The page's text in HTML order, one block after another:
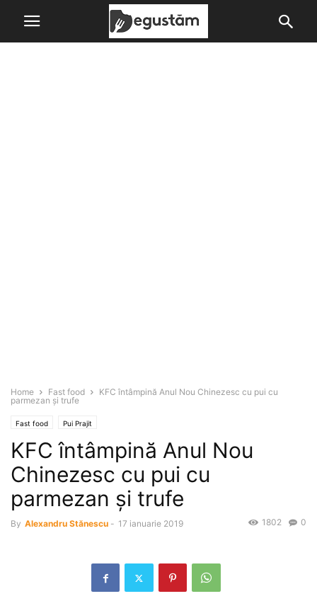
Home Fast food
KFC întâmpină Anul Nou Chinezesc cu pui cu
parmezan şi trufe
Fast food Pui Prajit
KFC întâmpină Anul Nou
Chinezesc cu pui cu
parmezan şi trufe
By Alexandru Stănescu - 17 ianuarie 2019 0
1802